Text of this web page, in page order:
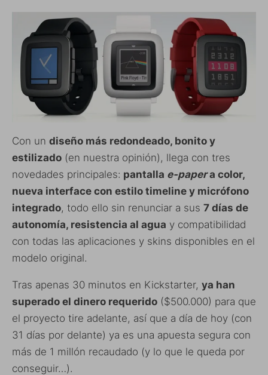
Con un diseño más redondeado, bonito y
estilizado (en nuestra opinión), llega con tres
novedades principales: pantalla e-papera color,
nueva interface con estilo timeline y micrófono
integrado, todo ello sin renunciar a sus 7 días de
autonomía, resistencia al agua y compatibilidad
con todas las aplicaciones y skins disponibles en el
modelo original.
Tras apenas 30 minutos en Kickstarter, ya han
superado el dinero requerido ($500.000) para que
el proyecto tire adelante, así que a día de hoy (con
31 días por delante) ya es una apuesta segura con
más de 1 millón recaudado (y lo que le queda por
conseguir…).